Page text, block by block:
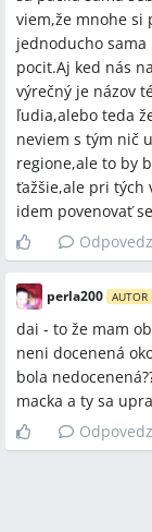
viem,že mnohe si
jednoducho
pocit.Aj ked nás
výrečný je názov
ľudia,alebo teda
neviem s tým nič
regione,ale to by
ťažšie,ale pri tých
idem povenovať
Odpovedz
perla200 AUTOR
dai - to že mam
neni docenená
bola
macka a ty sa
Odpovedz